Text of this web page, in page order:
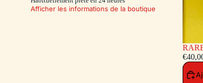
Afficher les informations de la boutique
RARE Renault 16 Pompiers - capot et
Toys